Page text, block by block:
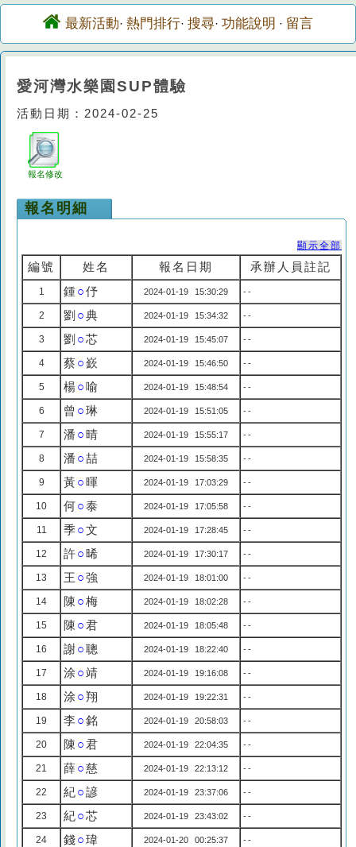
最新活動· 熱門排行· 搜尋· 功能說明 · 留言
愛河灣水樂園SUP體驗
活動日期：2024-02-25
報名修改
報名明細
顯示全部
編號 姓名 報名日期 承辦人員註記
1 鍾○伃 2024-01-19 15:30:29 --
2 劉 ○典 2024-01-19 15:34:32 --
3 劉 ○芯 2024-01-19 15:45:07 --
4 蔡○嶔 2024-01-19 15:46:50 --
5 楊○ 喻 2024-01-19 15:48:54 --
6 曾 ○琳 2024-01-19 15:51:05 --
7 潘 ○ 晴 2024-01-19 15:55:17 --
8 潘 ○喆 2024-01-19 15:58:35 --
9 黃○ 暉 2024-01-19 17:03:29 --
10 何○泰 2024-01-19 17:05:58 --
11 季○文 2024-01-19 17:28:45 --
12 許○ 晞 2024-01-19 17:30:17 --
13 王 ○強 2024-01-19 18:01:00 --
14 陳 ○梅 2024-01-19 18:02:28 --
15 陳 ○君 2024-01-19 18:05:48 --
16 謝○聰 2024-01-19 18:22:40 --
17 涂 ○靖 2024-01-19 19:16:08 --
18 涂 ○翔 2024-01-19 19:22:31 --
19 李○銘 2024-01-19 20:58:03 --
20 陳 ○君 2024-01-19 22:04:35 --
21 薛○慈 2024-01-19 22:13:12 --
22 紀○諺 2024-01-19 23:37:06 --
23 紀○芯 2024-01-19 23:43:02 --
24 錢○瑋 2024-01-20 00:25:37 --